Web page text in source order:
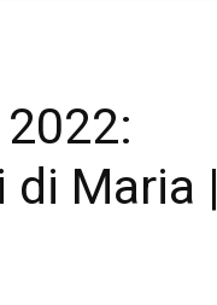
Maria |